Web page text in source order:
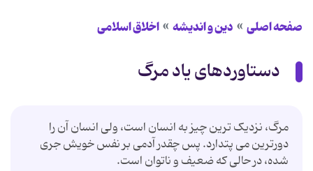
صفحه اصلی دین و اندیشه اخلاق اسلامی
دستاوردهای یاد مرگ
مرگ، نزدیک ترین چیز به انسان است، ولی انسان آن را
دورترین می پتدارد. پس چقدر آدمی بر نفس خویش جری
شده، در حالی که ضعیف و ناتوان است.